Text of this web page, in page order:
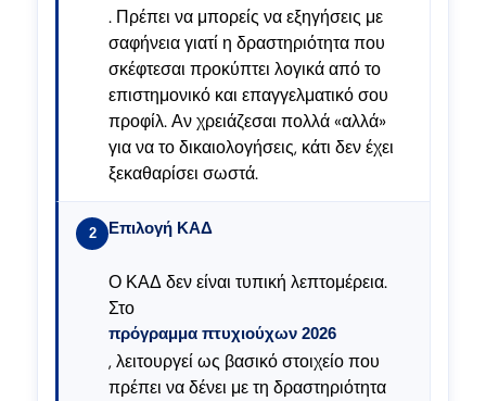
. Πρέπει να μπορείς να εξηγήσεις με
σαφήνεια γιατί η δραστηριότητα που
σκέφτεσαι προκύπτει λογικά από το
επιστημονικό και επαγγελματικό σου
προφίλ. Αν χρειάζεσαι πολλά «αλλά»
για να το δικαιολογήσεις, κάτι δεν έχει
ξεκαθαρίσει σωστά.
2 Επιλογή ΚΑΔ
Ο ΚΑΔ δεν είναι τυπική λεπτομέρεια.
Στο
πρόγραμμα πτυχιούχων 2026
, λειτουργεί ως βασικό στοιχείο που
πρέπει να δένει με τη δραστηριότητα